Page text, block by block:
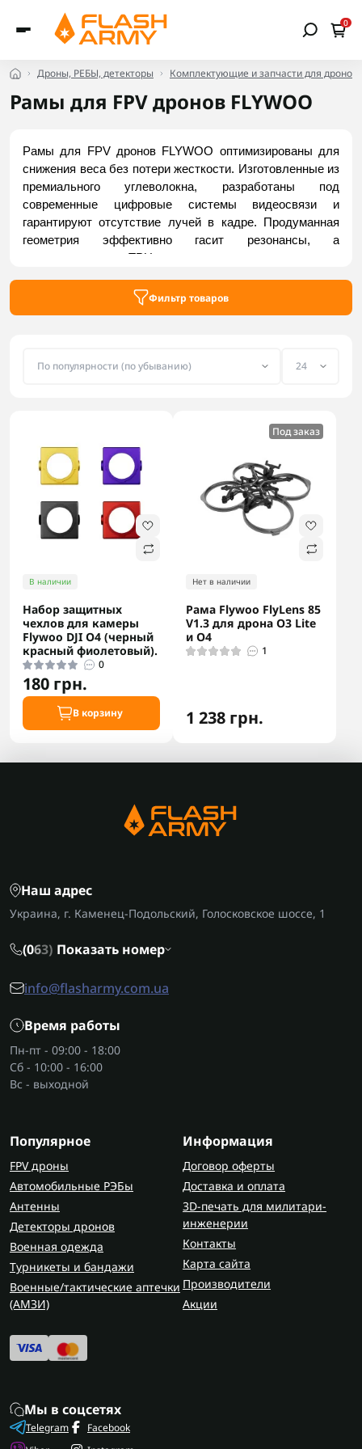
0
Дроны, РЕБЫ, детекторы Комплектующие и запчасти для дронов
Рамы для FPV дронов FLYWOO
Рамы для FPV дронов FLYWOO оптимизированы для
снижения веса без потери жесткости. Изготовленные из
премиального углеволокна, разработаны под
современные цифровые системы видеосвязи и
гарантируют отсутствие лучей в кадре. Продуманная
геометрия эффективно гасит резонансы, а
интегрированные TPU-крепления защищают хрупкую
камер гарантируют дополнительную безопасность
Фильтр товаров
В наличии
Набор защитных
чехлов для камеры
Flywoo DJI O4 (черный
красный фиолетовый).
0
180 грн.
В корзину
Под заказ
Нет в наличии
Рама Flywoo FlyLens 85
V1.3 для дрона O3 Lite
и O4
1
1 238 грн.
Наш адрес
Украина, г. Каменец-Подольский, Голосковское шоссе, 1
(063) Показать номер
info@flasharmy.com.ua
Время работы
Пн-пт - 09:00 - 18:00
Сб - 10:00 - 16:00
Вс - выходной
Популярное
FPV дроны
Автомобильные РЭБы
Антенны
Детекторы дронов
Военная одежда
Турникеты и бандажи
Военные/тактические аптечки
(AMЗИ)
Информация
Договор оферты
Доставка и оплата
3D-печать для милитари-
инженерии
Контакты
Карта сайта
Производители
Акции
Мы в соцсетях
Telegram
Facebook